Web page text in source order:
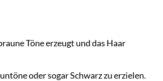
Töne erzeugt und das Haar
oder sogar Schwarz zu erzielen.